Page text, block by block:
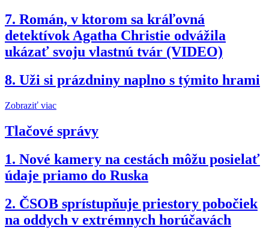
7. Román, v ktorom sa kráľovná
detektívok Agatha Christie odvážila
ukázať svoju vlastnú tvár (VIDEO)
8. Uži si prázdniny naplno s týmito hrami
Zobraziť viac
Tlačové správy
1. Nové kamery na cestách môžu posielať
údaje priamo do Ruska
2. ČSOB sprístupňuje priestory pobočiek
na oddych v extrémnych horúčavách